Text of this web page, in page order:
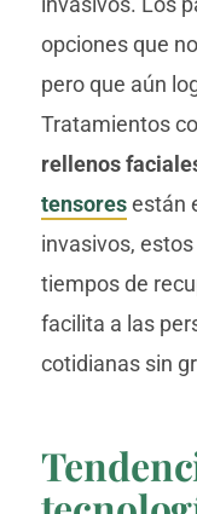
opciones que
pero que aún
Tratamientos
rellenos
tensoresestán
invasivos,
tiempos de
facilita a las
cotidianas sin